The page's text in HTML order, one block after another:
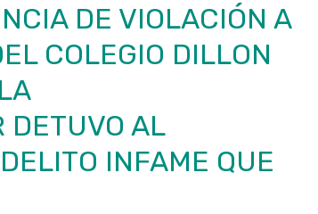
DE VIOLACIÓN A
COLEGIO DILLON
DETUVO AL
INFAME QUE